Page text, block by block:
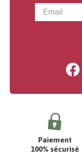
Paiement
100% sécurisé